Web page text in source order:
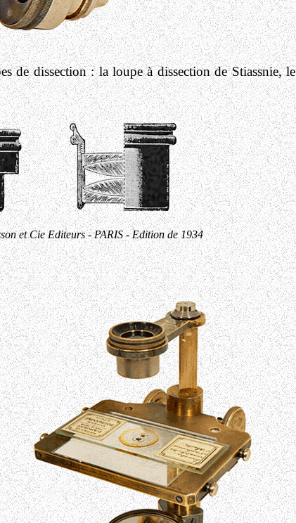
de dissection : la loupe à dissection de Stiassnie, le
et Cie Editeurs - PARIS - Edition de 1934